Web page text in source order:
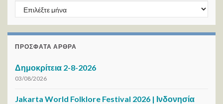
ΑΡΧΕΙΟ / ΜΗΝΑ
ΠΡΌΣΦΑΤΑ ΆΡΘΡΑ
Δημοκρίτεια 2-8-2026
03/08/2026
Jakarta World Folklore Festival 2026 | Ινδονησία